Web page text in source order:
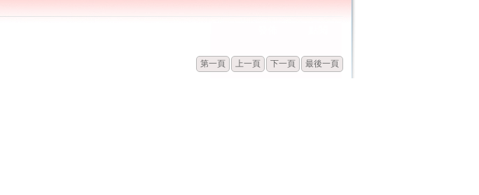
第一頁 上一頁 下一頁 最後一頁